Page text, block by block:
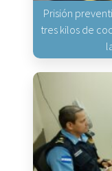
Prisión
tres kilos de